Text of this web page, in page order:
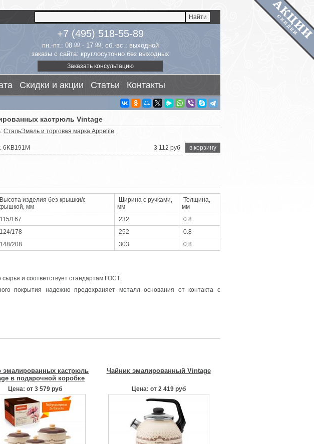
+7 (495) 518-55-89
пн.-пт.: 0800- 1700, сб.-вс.: выходной
заказы с сайта: круглосуточно без выходных
Заказать консультацию
Скидки и акции Статьи Контакты
кастрюль Vintage
СтальЭмаль и торговая марка Appetite
6KB191M в корзину
3 112 руб
Высота изделия без крышки/с
мм
Ширина с ручками,
мм
Толщина,
мм
115/167 232
0.8
124/178 252
0.8
148/208 303 0.8
сырья и соответствует стандартам ГОСТ;
покрытия надежно предохраняет металл основания от контакта с
эмалированных кастрюль
в подарочной коробке
Цена: от 3 579 руб
Чайник эмалированный Vintage
Цена: от 2 419 руб